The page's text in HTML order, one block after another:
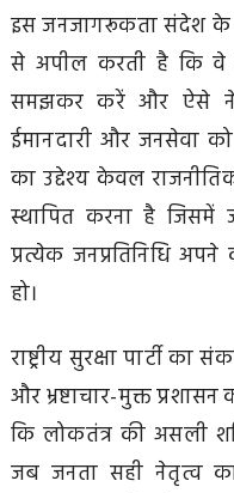
इस जनजागरूकता संदेश के
से अपील करती है कि वे
समझकर करें और ऐसे
ईमानदारी और जनसेवा को
का उद्देश्य केवल
स्थापित करना है जिसमें
प्रत्येक जनप्रतिनिधि
हो।
राष्ट्रीय सुरक्षा पार्टी
और भ्रष्टाचार-मुक्त प्रशासन
कि लोकतंत्र की असली
जब जनता सही नेतृत्व